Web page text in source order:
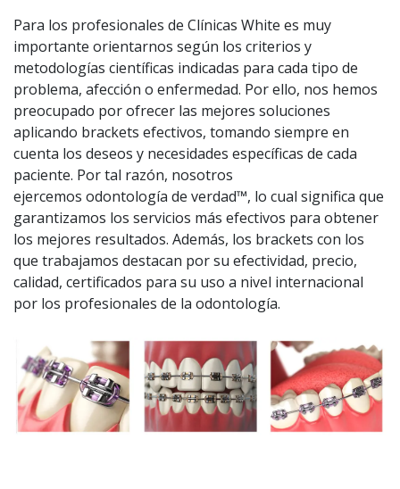
Para los profesionales de Clínicas White es muy
importante orientarnos según los criterios y
metodologías científicas indicadas para cada tipo de
problema, afección o enfermedad. Por ello, nos hemos
preocupado por ofrecer las mejores soluciones
aplicando brackets efectivos, tomando siempre en
cuenta los deseos y necesidades específicas de cada
paciente. Por tal razón, nosotros
ejercemos odontología de verdad™, lo cual significa que
garantizamos los servicios más efectivos para obtener
los mejores resultados. Además, los brackets con los
que trabajamos destacan por su efectividad, precio,
calidad, certificados para su uso a nivel internacional
por los profesionales de la odontología.